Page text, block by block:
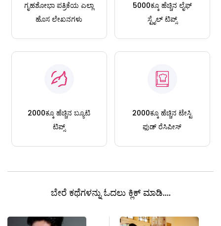
ಗೃಹಶೋಭಾ ಪತ್ರಿಕೆಯ ಎಲ್ಲಾ
ಹೊಸ ಲೇಖನಗಳು
5000ಕ್ಕೂ ಹೆಚ್ಚಿನ ಲೈಫ್
ಸ್ಟೈಲ್ ಟಿಪ್ಸ್
2000ಕ್ಕೂ ಹೆಚ್ಚಿನ ಬ್ಯೂಟಿ
ಟಿಪ್ಸ್
2000ಕ್ಕೂ ಹೆಚ್ಚಿನ ಟೇಸ್ಟಿ
ಫುಡ್ ರೆಸಿಪೀಸ್
ಬೇರೆ ಕಥೆಗಳನ್ನು ಓದಲು ಕ್ಲಿಕ್ ಮಾಡಿ....